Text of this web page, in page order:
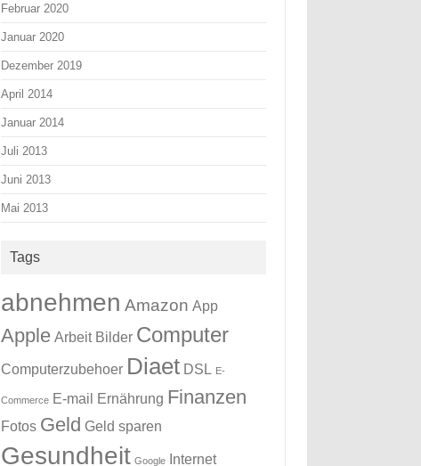
Februar 2020
Januar 2020
Dezember 2019
April 2014
Januar 2014
Juli 2013
Juni 2013
Mai 2013
Tags
abnehmen Amazon App
Apple Arbeit Bilder Computer
Computerzubehoer Diaet DSL E-
Commerce E-mail Ernährung Finanzen
Fotos Geld Geld sparen
Gesundheit Google Internet